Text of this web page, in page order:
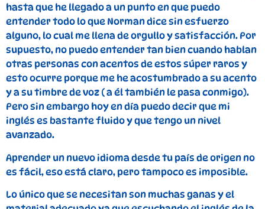
hasta que he llegado a un punto en que puedo
entender todo lo que Norman dice sin esfuerzo
alguno, lo cual me llena de orgullo y satisfacción. Por
supuesto, no puedo entender tan bien cuando hablan
otras personas con acentos de estos súper raros y
esto ocurre porque me he acostumbrado a su acento
y a su timbre de voz ( a él también le pasa conmigo).
Pero sin embargo hoy en día puedo decir que mi
inglés es bastante fluido y que tengo un nivel
avanzado.
Aprender un nuevo idioma desde tu país de origen no
es fácil, eso está claro, pero tampoco es imposible.
Lo único que se necesitan son muchas ganas y el